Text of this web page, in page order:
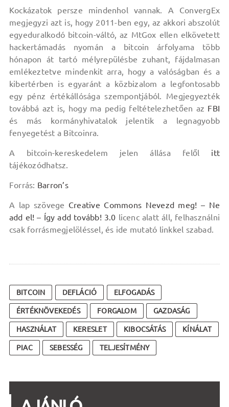
Kockázatok persze mindenhol vannak. A ConvergEx
megjegyzi azt is, hogy 2011-ben egy, az akkori abszolút
egyeduralkodó bitcoin-váltó, az MtGox ellen elkövetett
hackertámadás nyomán a bitcoin árfolyama több
hónapon át tartó mélyrepülésbe zuhant, fájdalmasan
emlékeztetve mindenkit arra, hogy a valóságban és a
kibertérben is egyaránt a közbizalom a legfontosabb
egy pénz értékállósága szempontjából. Megjegyezték
továbbá azt is, hogy ma pedig feltételezhetően az FBI
és más kormányhivatalok jelentik a legnagyobb
fenyegetést a Bitcoinra.
A bitcoin-kereskedelem jelen állása felől itt
tájékozódhatsz.
Forrás: Barron’s
A lap szövege Creative Commons Nevezd meg! – Ne
add el! – Így add tovább! 3.0 licenc alatt áll, felhasználni
csak forrásmegjelöléssel, és ide mutató linkkel szabad.
BITCOIN DEFLÁCIÓ ELFOGADÁS
ÉRTÉKNÖVEKEDÉS FORGALOM GAZDASÁG
HASZNÁLAT KERESLET KIBOCSÁTÁS KÍNÁLAT
PIAC SEBESSÉG TELJESÍTMÉNY